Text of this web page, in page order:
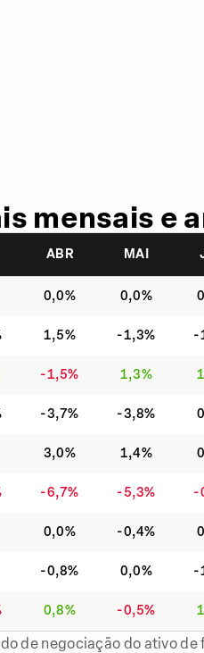
mensais e
ABR MAI
0,0% 0,0%
1,5% -1,3% -
-1,5% 1,3%
-3,7% -3,8%
3,0% 1,4%
-6,7% -5,3% -
0,0% -0,4%
-0,8% 0,0% -
0,8% -0,5%
de negociação do ativo